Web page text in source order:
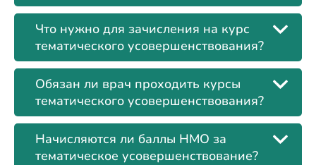
Что нужно для зачисления на курс
тематического усовершенствования?
Обязан ли врач проходить курсы
тематического усовершенствования?
Начисляются ли баллы НМО за
тематическое усовершенствование?